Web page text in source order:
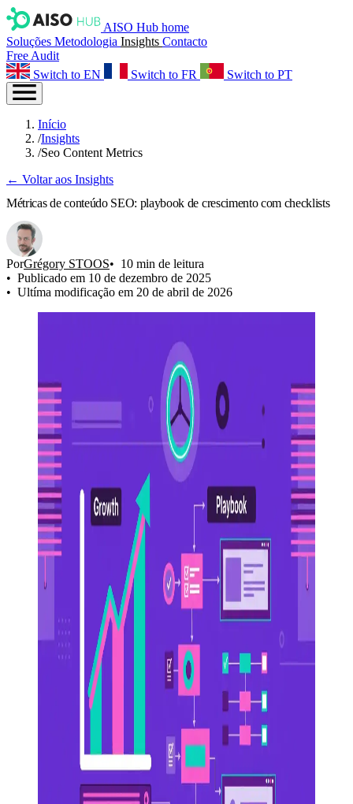
AISO Hub home
Soluções Metodologia Insights Contacto
Free Audit
Switch to EN
Switch to FR Switch to PT
Início
/Insights
/Seo Content Metrics
← Voltar aos Insights
Métricas de conteúdo SEO: playbook de crescimento com checklists
PorGrégory STOOS
10 min de leitura
Publicado em 10 de dezembro de 2025
Ultíma modificação em 20 de abril de 2026